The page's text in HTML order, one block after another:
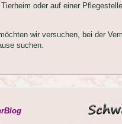
oder auf einer
wir versuchen, bei der
suchen.